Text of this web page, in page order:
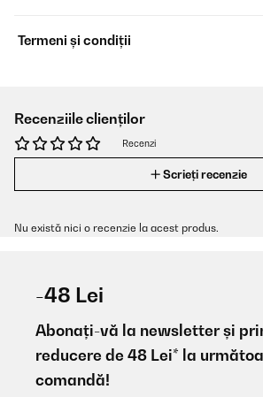
Termeni și condiții
Recenziile clienților
Recenzi
Scrieți recenzie
Nu există nici o recenzie la acest produs.
-48 Lei
Abonați-vă la newsletter și
reducere de 48 Lei* la
comandă!